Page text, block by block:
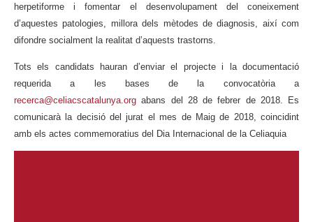
herpetiforme i fomentar el desenvolupament del coneixement
d’aquestes patologies, millora dels mètodes de diagnosis, així com
difondre socialment la realitat d’aquests trastorns.
Tots els candidats hauran d’enviar el projecte i la documentació
requerida a les bases de la convocatòria a
recerca@celiacscatalunya.org abans del 28 de febrer de 2018. Es
comunicarà la decisió del jurat el mes de Maig de 2018, coincidint
amb els actes commemoratius del Dia Internacional de la Celiaquia